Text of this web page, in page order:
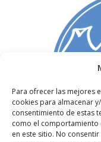
Para ofrecer las mejores
cookies para almacenar
consentimiento de estas
como el comportamiento
en este sitio. No
C/ Madera 3, 1º
28004. Madrid,
+34 91 522 72 51